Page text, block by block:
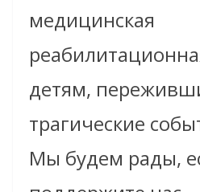
медицинская
детям,
трагические
Мы будем рады,